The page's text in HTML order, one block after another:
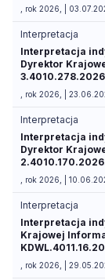
, rok 2026, |
Interpretacja
Interpretacja
Dyrektor
, rok 2026, |
Interpretacja
Interpretacja
Dyrektor
, rok 2026, |
Interpretacja
Interpretacja
Krajowej
, rok 2026, |